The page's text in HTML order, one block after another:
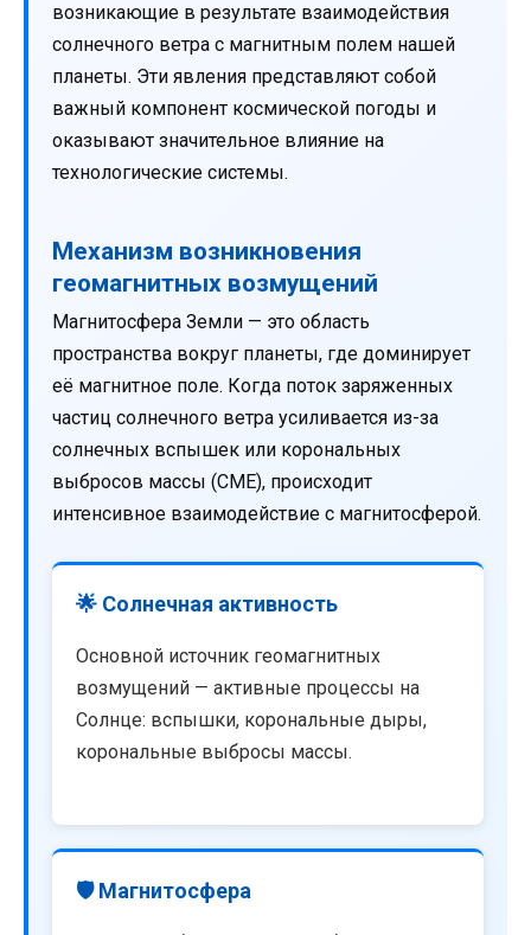
возникающие в результате взаимодействия
солнечного ветра с магнитным полем нашей
планеты. Эти явления представляют собой
важный компонент космической погоды и
оказывают значительное влияние на
технологические системы.
Механизм возникновения
геомагнитных возмущений
Магнитосфера Земли — это область
пространства вокруг планеты, где доминирует
её магнитное поле. Когда поток заряженных
частиц солнечного ветра усиливается из-за
солнечных вспышек или корональных
выбросов массы (CME), происходит
интенсивное взаимодействие с магнитосферой.
🌟 Солнечная активность
Основной источник геомагнитных
возмущений — активные процессы на
Солнце: вспышки, корональные дыры,
корональные выбросы массы.
🛡️ Магнитосфера